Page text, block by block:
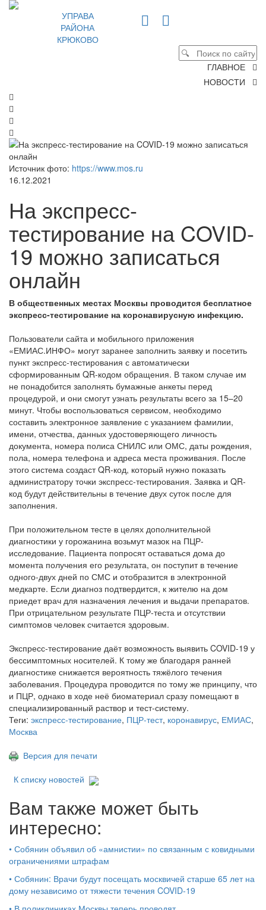
УПРАВА
РАЙОНА
КРЮКОВО
ГЛАВНОЕ
НОВОСТИ
Источник фото: https://www.mos.ru
16.12.2021
На экспресс-
тестирование на COVID-
19 можно записаться
онлайн
В общественных местах Москвы проводится бесплатное
экспресс-тестирование на коронавирусную инфекцию.
Пользователи сайта и мобильного приложения
«ЕМИАС.ИНФО» могут заранее заполнить заявку и посетить
пункт экспресс-тестирования с автоматически
сформированным QR-кодом обращения. В таком случае им
не понадобится заполнять бумажные анкеты перед
процедурой, и они смогут узнать результаты всего за 15–20
минут. Чтобы воспользоваться сервисом, необходимо
составить электронное заявление с указанием фамилии,
имени, отчества, данных удостоверяющего личность
документа, номера полиса СНИЛС или ОМС, даты рождения,
пола, номера телефона и адреса места проживания. После
этого система создаст QR-код, который нужно показать
администратору точки экспресс-тестирования. Заявка и QR-
код будут действительны в течение двух суток после для
заполнения.
При положительном тесте в целях дополнительной
диагностики у горожанина возьмут мазок на ПЦР-
исследование. Пациента попросят оставаться дома до
момента получения его результата, он поступит в течение
одного-двух дней по СМС и отобразится в электронной
медкарте. Если диагноз подтвердится, к жителю на дом
приедет врач для назначения лечения и выдачи препаратов.
При отрицательном результате ПЦР-теста и отсутствии
симптомов человек считается здоровым.
Экспресс-тестирование даёт возможность выявить COVID-19 у
бессимптомных носителей. К тому же благодаря ранней
диагностике снижается вероятность тяжёлого течения
заболевания. Процедура проводится по тому же принципу, что
и ПЦР, однако в ходе неё биоматериал сразу помещают в
специализированный раствор и тест-систему.
Теги: экспресс-тестирование, ПЦР-тест, коронавирус, ЕМИАС,
Москва
Версия для печати
К списку новостей
Вам также может быть
интересно:
• Собянин объявил об «амнистии» по связанным с ковидными
ограничениями штрафам
• Собянин: Врачи будут посещать москвичей старше 65 лет на
дому независимо от тяжести течения COVID-19